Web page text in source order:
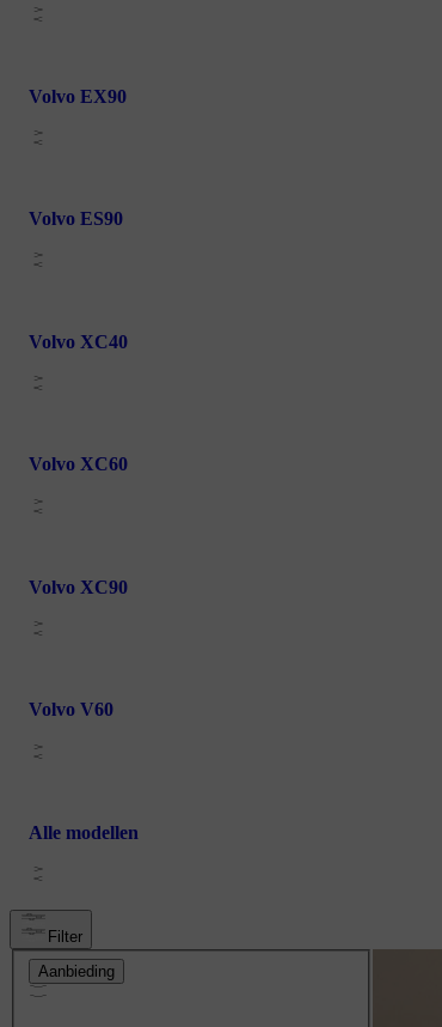
Volvo EX90
Volvo ES90
Volvo XC40
Volvo XC60
Volvo XC90
Volvo V60
Alle modellen
Filter
Aanbieding